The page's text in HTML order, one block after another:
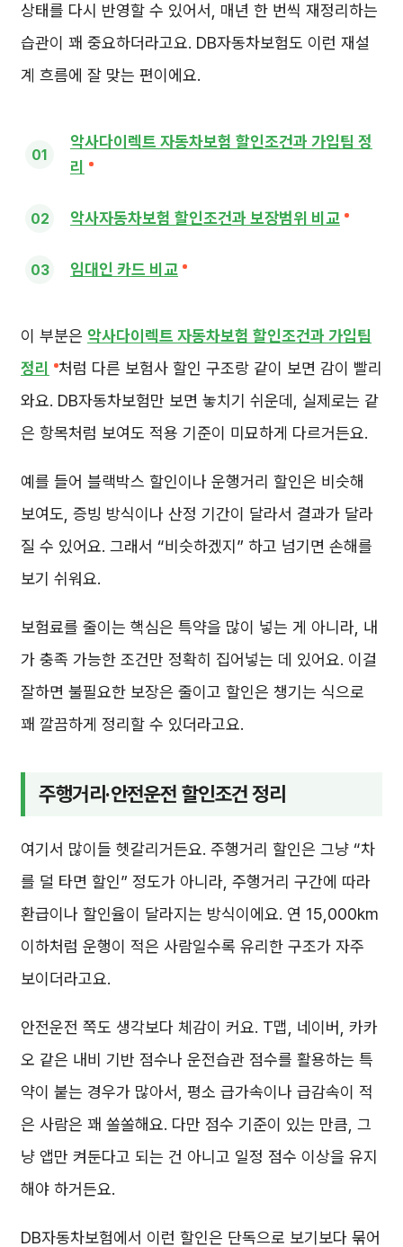
상태를 다시 반영할 수 있어서, 매년 한 번씩 재정리하는
습관이 꽤 중요하더라고요. DB자동차보험도 이런 재설
계 흐름에 잘 맞는 편이에요.
악사다이렉트 자동차보험 할인조건과 가입팁 정
리
악사자동차보험 할인조건과 보장범위 비교
임대인 카드 비교
이 부분은 악사다이렉트 자동차보험 할인조건과 가입팁
정리
처럼 다른 보험사 할인 구조랑 같이 보면 감이 빨리
와요. DB자동차보험만 보면 놓치기 쉬운데, 실제로는 같
은 항목처럼 보여도 적용 기준이 미묘하게 다르거든요.
예를 들어 블랙박스 할인이나 운행거리 할인은 비슷해
보여도, 증빙 방식이나 산정 기간이 달라서 결과가 달라
질 수 있어요. 그래서 “비슷하겠지” 하고 넘기면 손해를
보기 쉬워요.
보험료를 줄이는 핵심은 특약을 많이 넣는 게 아니라, 내
가 충족 가능한 조건만 정확히 집어넣는 데 있어요. 이걸
잘하면 불필요한 보장은 줄이고 할인은 챙기는 식으로
꽤 깔끔하게 정리할 수 있더라고요.
주행거리·안전운전 할인조건 정리
여기서 많이들 헷갈리거든요. 주행거리 할인은 그냥 “차
를 덜 타면 할인” 정도가 아니라, 주행거리 구간에 따라
환급이나 할인율이 달라지는 방식이에요. 연 15,000km
이하처럼 운행이 적은 사람일수록 유리한 구조가 자주
보이더라고요.
안전운전 쪽도 생각보다 체감이 커요. T맵, 네이버, 카카
오 같은 내비 기반 점수나 운전습관 점수를 활용하는 특
약이 붙는 경우가 많아서, 평소 급가속이나 급감속이 적
은 사람은 꽤 쏠쏠해요. 다만 점수 기준이 있는 만큼, 그
냥 앱만 켜둔다고 되는 건 아니고 일정 점수 이상을 유지
해야 하거든요.
DB자동차보험에서 이런 할인은 단독으로 보기보다 묶어